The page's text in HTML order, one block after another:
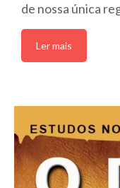
de nossa única
Ler mais